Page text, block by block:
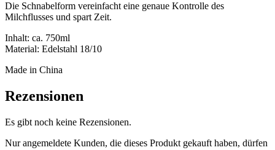
Die Schnabelform vereinfacht eine genaue Kontrolle des
Milchflusses und spart Zeit.
Inhalt: ca. 750ml
Material: Edelstahl 18/10
Made in China
Rezensionen
Es gibt noch keine Rezensionen.
Nur angemeldete Kunden, die dieses Produkt gekauft haben, dürfen